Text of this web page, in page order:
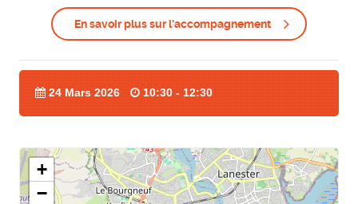
En savoir plus sur l'accompagnement
24 Mars 2026 10:30 - 12:30
+
−